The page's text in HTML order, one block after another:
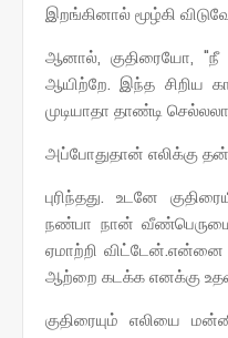
இறங்கினால் மூழ்கி
ஆனால், குதிரையோ,
ஆயிற்றே. இந்த சிறிய
முடியாதா தாண்டி
அப்போதுதான் எலிக்கு
புரிந்தது. உடனே
நண்பா நான்
ஏமாற்றி விட்டேன்.என்னை
ஆற்றை கடக்க எனக்கு
குதிரையும் எலியை